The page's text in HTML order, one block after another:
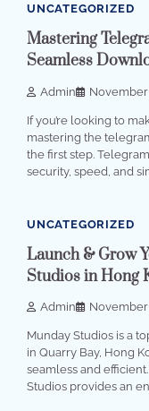
UNCATEGORIZED
Mastering
Seamless
Admin November
If you’re looking to
mastering the
the first step.
security, speed, and
UNCATEGORIZED
Launch & Grow
Studios in Hong
Admin November
Munday Studios is a
in Quarry Bay, Hong
seamless and
Studios provides an